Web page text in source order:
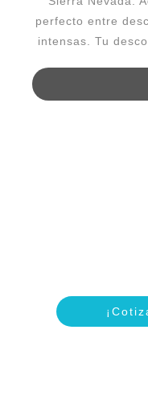
perfecto entre
intensas. Tu